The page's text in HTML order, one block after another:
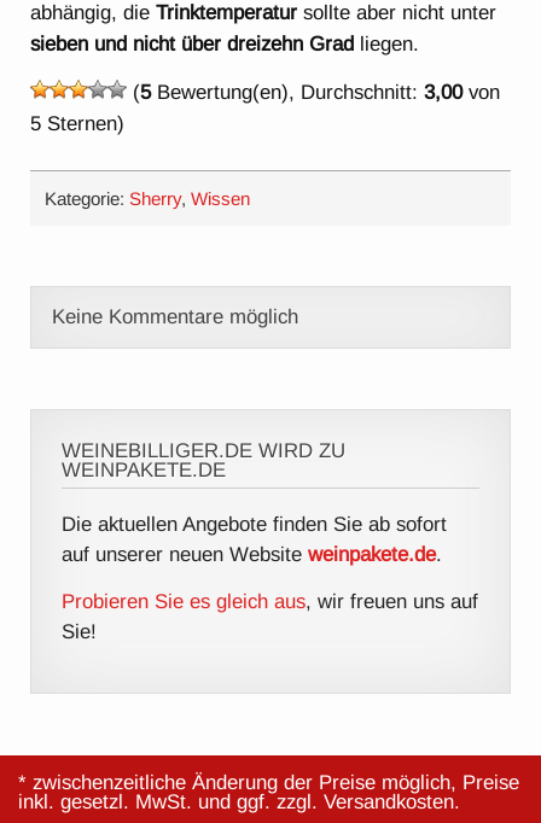
abhängig, dieTrinktemperatur sollte aber nicht unter
sieben und nicht über dreizehn Grad
liegen.
(5Bewertung(en), Durchschnitt:3,00von
5 Sternen)
Kategorie:Sherry,Wissen
Keine Kommentare möglich
WEINEBILLIGER.DE WIRD ZU
WEINPAKETE.DE
Die aktuellen Angebote finden Sie ab sofort
auf unserer neuen Websiteweinpakete.de.
Probieren Sie es gleich aus, wir freuen uns auf
Sie!
* zwischenzeitliche Änderung der Preise möglich, Preise
inkl. gesetzl. MwSt. und ggf. zzgl. Versandkosten.